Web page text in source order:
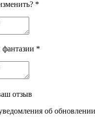
*
*
отзыв
об